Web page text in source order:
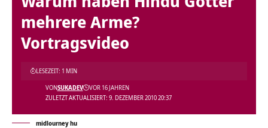
mehrere Arme?
Vortragsvideo
ZULETZT AKTUALISIERT: 9. DEZEMBER 2010 20:37
VONSUKADEV VOR 16 JAHREN
LESEZEIT: 1 MIN
midlourney hu